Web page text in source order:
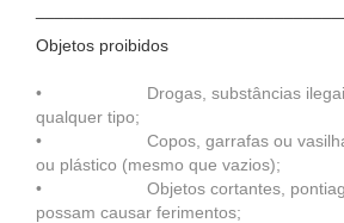
Objetos proibidos
• Drogas, substâncias ilegais
qualquer tipo;
• Copos, garrafas ou
ou plástico (mesmo que vazios);
• Objetos cortantes,
possam causar ferimentos;